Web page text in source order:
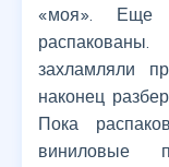
«моя».
захламляли
наконец
Пока
виниловые